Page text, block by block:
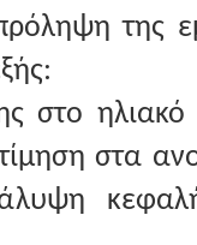
της
στο
στα